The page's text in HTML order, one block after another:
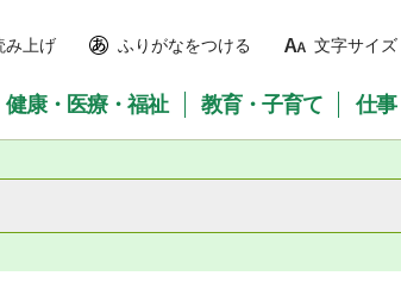
み上げ ふりがなをつける 文字サイ
健康・医療・福祉 教育・子育て 仕事